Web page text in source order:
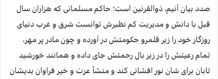
صدد بیان آنیم، ذوالقرنین است؛ حاکم مسلمانی که هزاران سال
قبل با دانش و مدیریت کم نظیرش توانست شرق و غرب دنیای
روزگار خود را زیر قلمرو حکومتش در آورده و چون مادر پر مهر،
تمام رعیتش را در زیر بال رحمتش جای داده و همانند خورشید
تابان برای شان نور افشانی کند و منشأ عزت و خیر فراوان بدیشان